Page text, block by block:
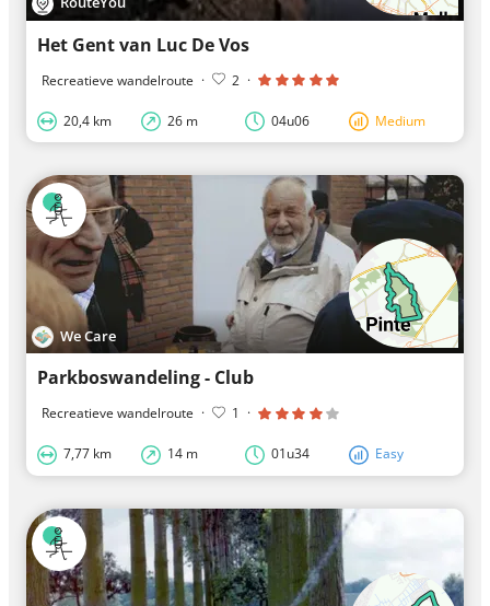
Het Gent van Luc De Vos
Recreatieve wandelroute · 2 ·
20,4 km 26 m 04u06 Medium
We Care
Parkboswandeling - Club
Recreatieve wandelroute · 1 ·
7,77 km 14 m 01u34 Easy